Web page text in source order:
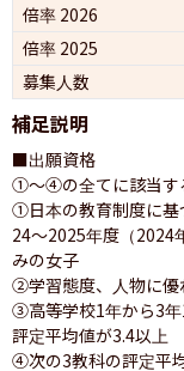
倍率 2026
倍率 2025
募集人数
補足説明
■出願資格
①〜④の全てに該当す
①日本の教育制度に基
24～2025年度（2024
みの女子
②学習態度、人物に優
③高等学校1年から3年
評定平均値が3.4以上
④次の3教科の評定平